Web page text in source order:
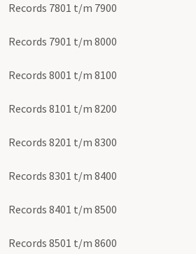
Records 7801 t/m 7900
Records 7901 t/m 8000
Records 8001 t/m 8100
Records 8101 t/m 8200
Records 8201 t/m 8300
Records 8301 t/m 8400
Records 8401 t/m 8500
Records 8501 t/m 8600